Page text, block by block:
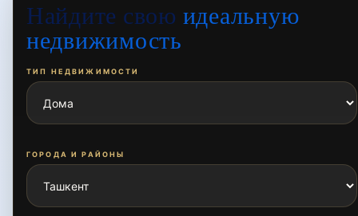
Найдите свою идеальную
недвижимость
ТИП НЕДВИЖИМОСТИ
ГОРОДА И РАЙОНЫ